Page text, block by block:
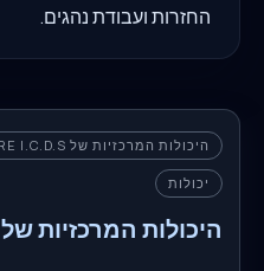
החזרות ועבודת נהגים.
היכולות המרכזיות של SAPPHIRE I.C.D.S.
יכולות
היכולות המרכזיות של Sapphire I.C.D.S.